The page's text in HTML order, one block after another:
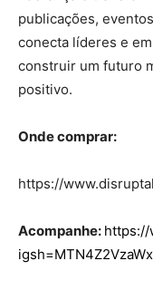
publicações,
conecta líderes e
construir um futuro
positivo.
Onde comprar:
https://
Acompanhe: https://